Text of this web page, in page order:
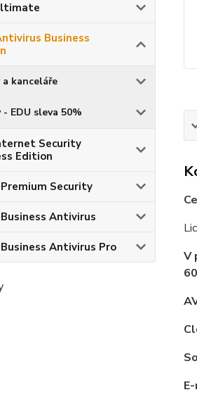
Business
a kanceláře
EDU sleva 50%
Security
Edition
Security
Antivirus
Antivirus Pro
V